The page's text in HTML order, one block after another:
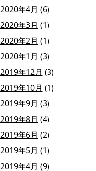
2020年4月 (6)
2020年3月 (1)
2020年2月 (1)
2020年1月 (3)
2019年12月 (3)
2019年10月 (1)
2019年9月 (3)
2019年8月 (4)
2019年6月 (2)
2019年5月 (1)
2019年4月 (9)